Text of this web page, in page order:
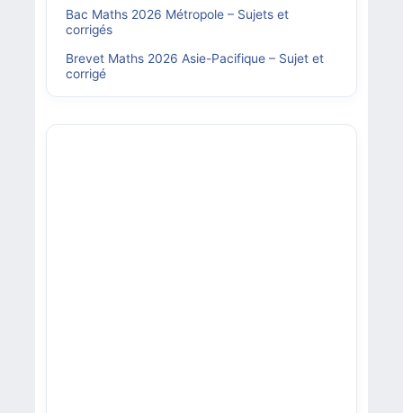
Bac Maths 2026 Métropole – Sujets et
corrigés
Brevet Maths 2026 Asie-Pacifique – Sujet et
corrigé